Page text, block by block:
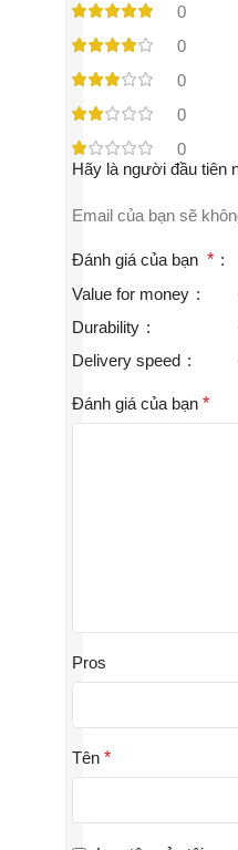
0
0
0
0
0
Hãy là người đầu tiên
Email của bạn sẽ
Đánh giá của bạn *
Value for money
Durability
Delivery speed
Đánh giá của bạn *
Pros
Tên *